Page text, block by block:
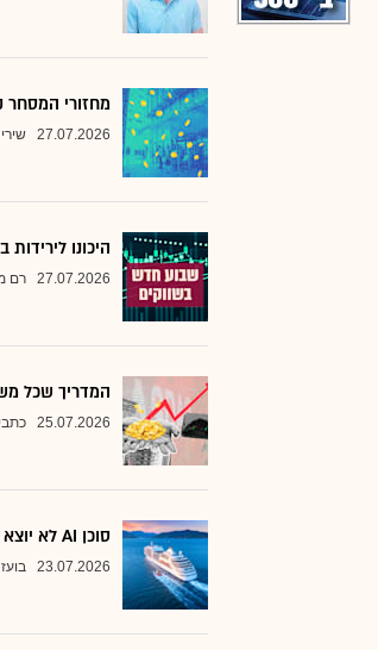
מחזורי
27.07.2026
היכונו
27.07.2026 רם
המדריך שכל משקיע צריך
25.07.2026
סוכן AI לא יוצא לקרוז: הבנק שמסמן את המניות שחסינות מפני המהפכה
23.07.2026 בועז